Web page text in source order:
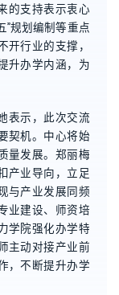
的支持表示衷心
”规划编制等重点
行业的支撑，
升办学内涵，为
表示，此次交流
契机。中心将始
量发展。郑丽梅
产业导向，立足
与产业发展同频
业建设、师资培
学院强化办学特
主动对接产业前
，不断提升办学